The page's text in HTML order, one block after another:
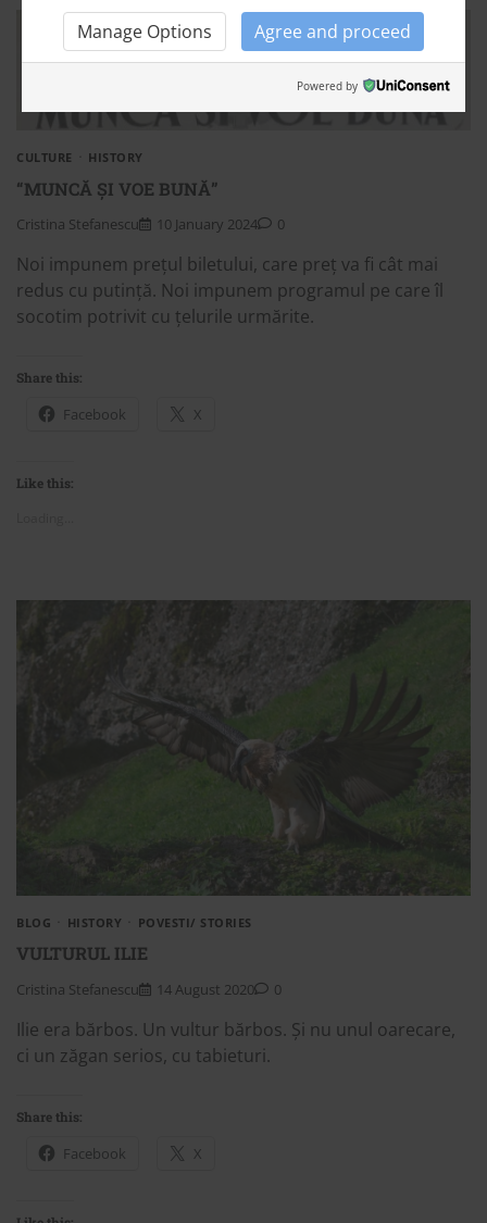
CULTURE HISTORY
“MUNCĂ ȘI VOE BUNĂ”
Cristina Stefanescu 10 January 2024 0
Noi impunem prețul biletului, care preț va fi cât mai
redus cu putință. Noi impunem programul pe care îl
socotim potrivit cu țelurile urmărite.
Share this:
Facebook X
Like this:
BLOG HISTORY POVESTI/ STORIES
VULTURUL ILIE
Cristina Stefanescu 14 August 2020 0
Ilie era bărbos. Un vultur bărbos. Și nu unul oarecare,
ci un zăgan serios, cu tabieturi.
Share this:
Facebook X
Manage Options Agree and proceed
Powered by